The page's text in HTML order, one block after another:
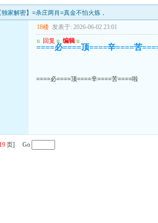
家解密】=杀庄两肖=真金不怕火炼，
18楼 发表于: 2026-06-02 23:01
u 回复 u 编辑 u
====必====顶====辛====苦
====必====顶====辛====苦====啦
19 页] Go